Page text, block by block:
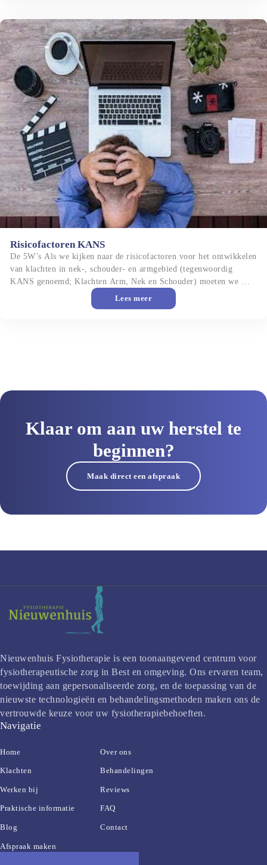
Risicofactoren KANS
De 5W’s Als we kijken naar de risicofactoren voor het ontwikkelen
van klachten in nek-, schouder- en armgebied (tegenwoordig
KANS genoemd; Klachten Arm, Nek en Schouder) moeten we
altijd integraal kijken naar 5 punten, de zogenaamde 5W-aanpak.
En hoewel we deze doorgaans alleen toepassen in de werksituatie,
Lees meer
Risicofactoren KANS
Klaar om aan uw herstel te
beginnen?
Maak direct een afspraak
Nieuwenhuis Fysiotherapie is een toonaangevend centrum voor
fysiotherapeutische zorg in Best en omgeving. Ons ervaren team,
toewijding aan gepersonaliseerde zorg, en de toepassing van de
nieuwste technologieën en behandelingsmethoden maken ons de
vertrouwde keuze voor uw fysiotherapiebehoeften.
Navigatie
Home Over ons
Klachten Behandelingen
Werken bij Reviews
Praktische informatie FAQ
Blog Contact
Afspraak maken